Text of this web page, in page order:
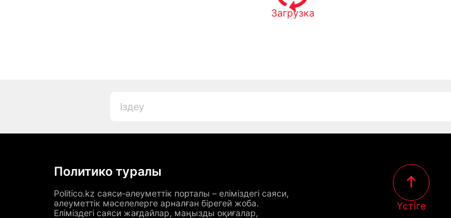
Загрузка
Политико туралы
Politico.kz саяси-әлеуметтік порталы – еліміздегі саяси,
әлеуметтік мәселелерге арналған бірегей жоба.
Еліміздегі саяси жағдайлар, маңызды оқиғалар,
Үстіге